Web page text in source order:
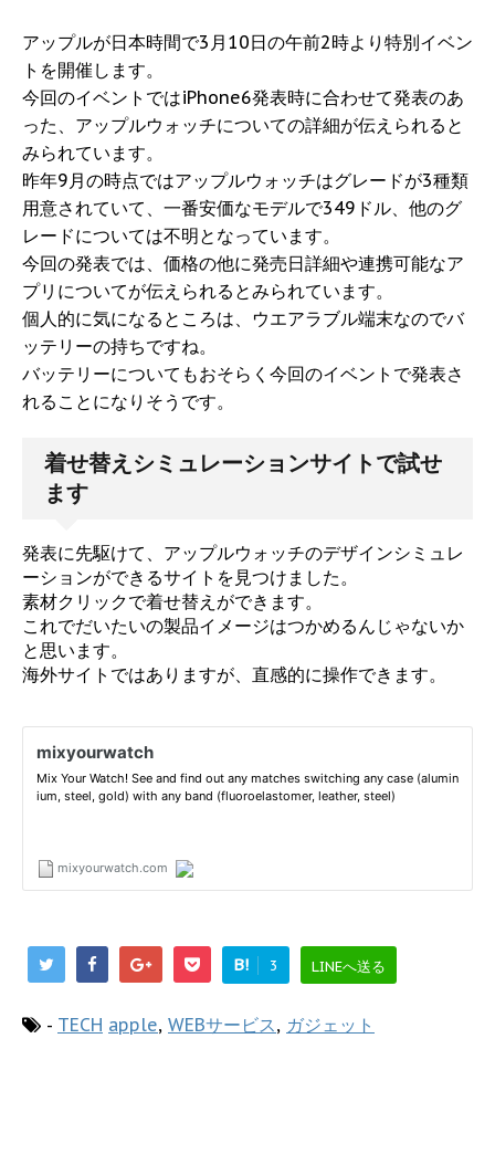
アップルが日本時間で3月10日の午前2時より特別イベン
トを開催します。
今回のイベントではiPhone6発表時に合わせて発表のあ
った、アップルウォッチについての詳細が伝えられると
みられています。
昨年9月の時点ではアップルウォッチはグレードが3種類
用意されていて、一番安価なモデルで349ドル、他のグ
レードについては不明となっています。
今回の発表では、価格の他に発売日詳細や連携可能なア
プリについてが伝えられるとみられています。
個人的に気になるところは、ウエアラブル端末なのでバ
ッテリーの持ちですね。
バッテリーについてもおそらく今回のイベントで発表さ
れることになりそうです。
着せ替えシミュレーションサイトで試せ
ます
発表に先駆けて、アップルウォッチのデザインシミュレ
ーションができるサイトを見つけました。
素材クリックで着せ替えができます。
これでだいたいの製品イメージはつかめるんじゃないか
と思います。
海外サイトではありますが、直感的に操作できます。
B! 3 LINEへ送る
- TECH apple, WEBサービス, ガジェット